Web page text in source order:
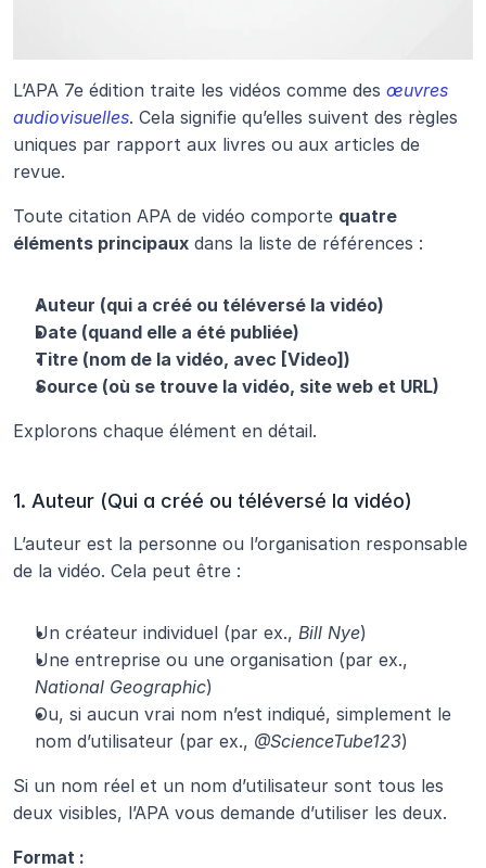
L’APA 7e édition traite les vidéos comme des œuvres
audiovisuelles. Cela signifie qu’elles suivent des règles
uniques par rapport aux livres ou aux articles de
revue.
Toute citation APA de vidéo comporte quatre
éléments principaux dans la liste de références :
Auteur (qui a créé ou téléversé la vidéo)
Date (quand elle a été publiée)
Titre (nom de la vidéo, avec [Video])
Source (où se trouve la vidéo, site web et URL)
Explorons chaque élément en détail.
1. Auteur (Qui a créé ou téléversé la vidéo)
L’auteur est la personne ou l’organisation responsable
de la vidéo. Cela peut être :
Un créateur individuel (par ex., Bill Nye)
National Geographic)
Ou, si aucun vrai nom n’est indiqué, simplement le
nom d’utilisateur (par ex., @ScienceTube123)
Si un nom réel et un nom d’utilisateur sont tous les
deux visibles, l’APA vous demande d’utiliser les deux.
Format :